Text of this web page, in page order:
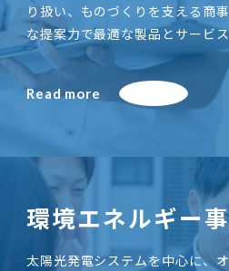
り扱い、ものづくりを支える商
な提案力で最適な製品とサービ
Read more
環境エネルギー
太陽光発電システムを中心に、